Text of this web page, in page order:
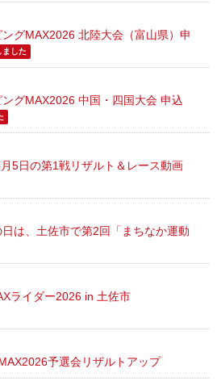
グMAX2026 北陸大会（富山県）申
ました
グMAX2026 中国・四国大会 申込
5日の第1戦リザルト＆レース動画
は、土佐市で第2回「まちなか運動
ライダー2026 in 土佐市
予選会リザルトアップ